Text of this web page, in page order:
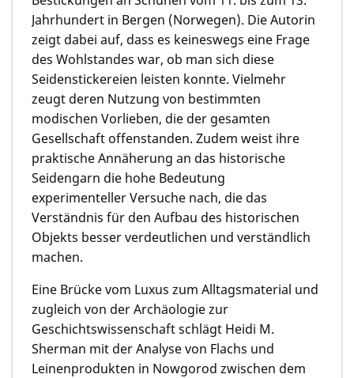
Jahrhundert in Bergen (Norwegen). Die Autorin
zeigt dabei auf, dass es keineswegs eine Frage
des Wohlstandes war, ob man sich diese
Seidenstickereien leisten konnte. Vielmehr
zeugt deren Nutzung von bestimmten
modischen Vorlieben, die der gesamten
Gesellschaft offenstanden. Zudem weist ihre
praktische Annäherung an das historische
Seidengarn die hohe Bedeutung
experimenteller Versuche nach, die das
Verständnis für den Aufbau des historischen
Objekts besser verdeutlichen und verständlich
machen.
Eine Brücke vom Luxus zum Alltagsmaterial und
zugleich von der Archäologie zur
Geschichtswissenschaft schlägt Heidi M.
Sherman mit der Analyse von Flachs und
Leinenprodukten in Nowgorod zwischen dem